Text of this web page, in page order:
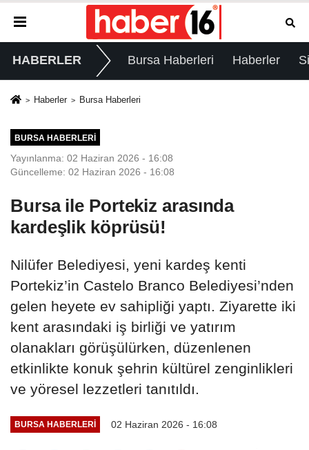
HABERLER Bursa Haberleri Haberler
Haberler Bursa Haberleri
BURSA HABERLERI
Yayınlanma: 02 Haziran 2026 - 16:08
Güncelleme: 02 Haziran 2026 - 16:08
Bursa ile Portekiz arasında
kardeşlik köprüsü!
Nilüfer Belediyesi, yeni kardeş kenti
Portekiz’in Castelo Branco Belediyesi’nden
gelen heyete ev sahipliği yaptı. Ziyarette iki
kent arasındaki iş birliği ve yatırım
olanakları görüşülürken, düzenlenen
etkinlikte konuk şehrin kültürel zenginlikleri
ve yöresel lezzetleri tanıtıldı.
BURSA HABERLERI 02 Haziran 2026 - 16:08